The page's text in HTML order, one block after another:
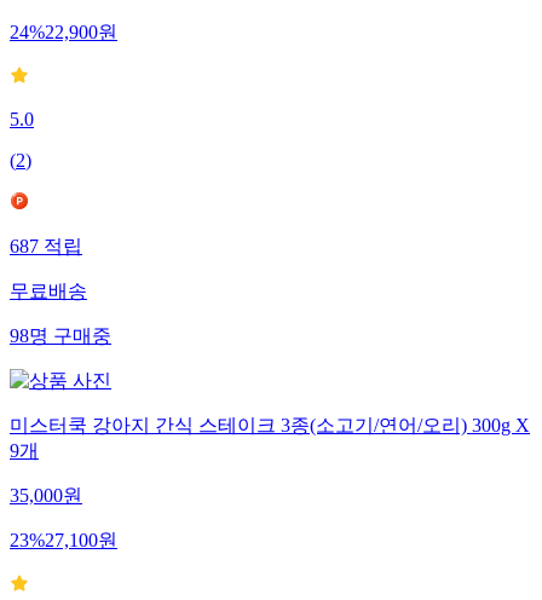
24%22,900원
5.0
(2)
687적립
무료배송
98명구매중
미스터쿡 강아지 간식 스테이크 3종(소고기/연어/오리) 300g X
9개
35,000원
23%27,100원